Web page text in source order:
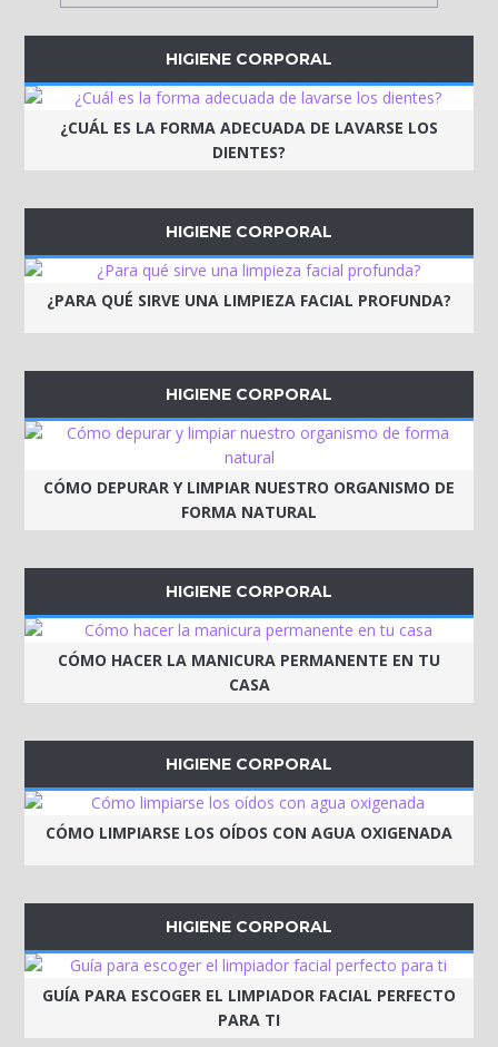
HIGIENE CORPORAL
¿CUÁL ES LA FORMA ADECUADA DE LAVARSE LOS
DIENTES?
HIGIENE CORPORAL
¿PARA QUÉ SIRVE UNA LIMPIEZA FACIAL PROFUNDA?
HIGIENE CORPORAL
CÓMO DEPURAR Y LIMPIAR NUESTRO ORGANISMO DE
FORMA NATURAL
HIGIENE CORPORAL
CÓMO HACER LA MANICURA PERMANENTE EN TU
CASA
HIGIENE CORPORAL
CÓMO LIMPIARSE LOS OÍDOS CON AGUA OXIGENADA
HIGIENE CORPORAL
GUÍA PARA ESCOGER EL LIMPIADOR FACIAL PERFECTO
PARA TI